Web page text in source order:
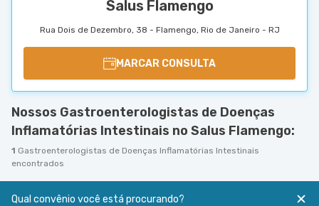
Salus Flamengo
Rua Dois de Dezembro, 38 - Flamengo, Rio de Janeiro - RJ
MARCAR CONSULTA
Nossos Gastroenterologistas de Doenças
Inflamatórias Intestinais no Salus Flamengo:
1 Gastroenterologistas de Doenças Inflamatórias Intestinais
encontrados
Qual convênio você está procurando?